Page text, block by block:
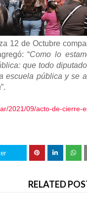
12 de Octubre
“Como lo
que todo
escuela pública y se
”.
2021/09/acto-de-cierre-
RELATED